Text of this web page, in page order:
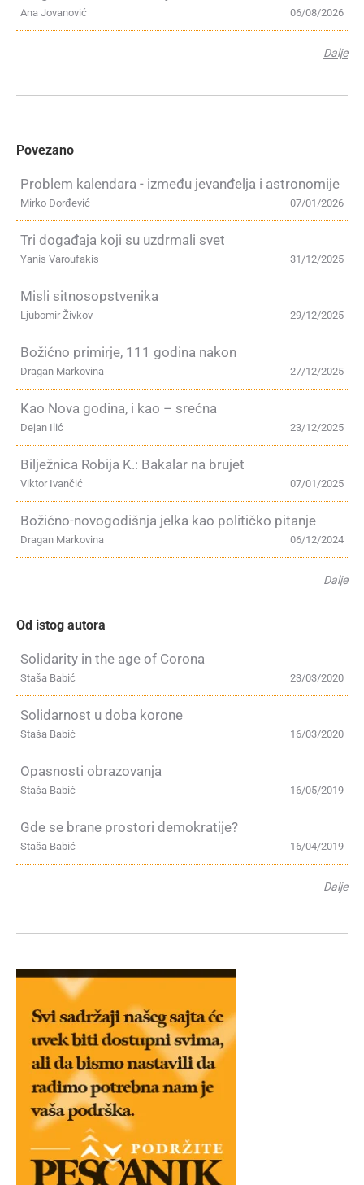
06/08/2026
Ana Jovanović
Dalje
Povezano
Problem kalendara - između jevanđelja i astronomije
07/01/2026
Mirko Đorđević
Tri događaja koji su uzdrmali svet
31/12/2025
Yanis Varoufakis
Misli sitnosopstvenika
29/12/2025
Ljubomir Živkov
Božićno primirje, 111 godina nakon
27/12/2025
Dragan Markovina
Kao Nova godina, i kao – srećna
23/12/2025
Dejan Ilić
Bilježnica Robija K.: Bakalar na brujet
07/01/2025
Viktor Ivančić
Božićno-novogodišnja jelka kao političko pitanje
06/12/2024
Dragan Markovina
Dalje
Od istog autora
Solidarity in the age of Corona
23/03/2020
Staša Babić
Solidarnost u doba korone
16/03/2020
Staša Babić
Opasnosti obrazovanja
16/05/2019
Staša Babić
Gde se brane prostori demokratije?
16/04/2019
Staša Babić
Dalje